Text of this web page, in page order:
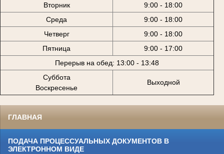
Вторник
9:00 - 18:00
Среда
9:00 - 18:00
Четверг
9:00 - 18:00
Пятница
9:00 - 17:00
Перерыв на обед: 13:00 - 13:48
Суббота
Воскресенье
Выходной
ГЛАВНАЯ
ПОДАЧА ПРОЦЕССУАЛЬНЫХ ДОКУМЕНТОВ В
ЭЛЕКТРОННОМ ВИДЕ